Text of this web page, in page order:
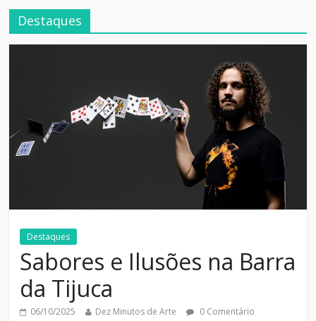
Destaques
Destaques
Sabores e Ilusões na Barra
da Tijuca
06/10/2025 Dez Minutos de Arte 0 Comentário